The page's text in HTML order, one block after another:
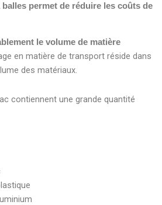
permet de réduire les coûts de
le volume de matière
en matière de transport réside dans
des matériaux.
contiennent une grande quantité